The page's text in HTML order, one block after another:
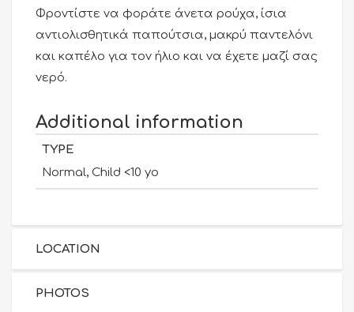
Φροντίστε να φοράτε άνετα ρούχα, ίσια
αντιολισθητικά παπούτσια, μακρύ παντελόνι
και καπέλο για τον ήλιο και να έχετε μαζί σας
νερό.
Additional information
TYPE
Normal, Child <10 yo
LOCATION
PHOTOS